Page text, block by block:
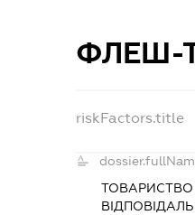
ФЛЕШ-
riskFactors.title